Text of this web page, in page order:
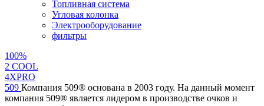
Топливная система
Угловая колонка
Электрооборудование
фильтры
100%
2 СOOL
4XPRO
509 Компания 509® основана в 2003 году. На данный момент
компания 509® является лидером в производстве очков и